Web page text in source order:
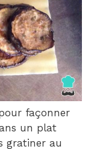
façonner
un plat
gratiner au